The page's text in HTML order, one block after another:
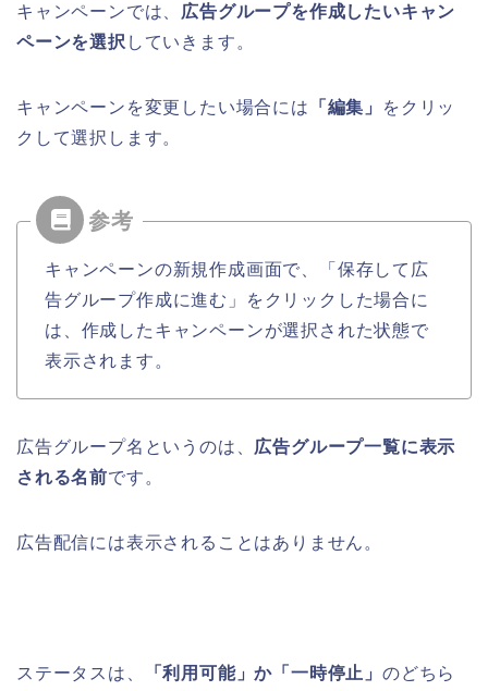
キャンペーンでは、 広告グループを作成したいキャン
ペーンを選択 していきます。
キャンペーンを変更したい場合には 「編集」
をクリッ
クして選択します。
キャンペーンの新規作成画面で、「保存して広
告グループ作成に進む」をクリックした場合に
は、作成したキャンペーンが選択された状態で
表示されます。
広告グループ名というのは、 広告グループ一覧に表示
される名前です。
広告配信には表示されることはありません。
ステータスは、 「利用可能」か「一時停止」のどちら